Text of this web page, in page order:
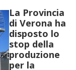
La Provincia
di Verona ha
disposto lo
stop della
produzione
per la